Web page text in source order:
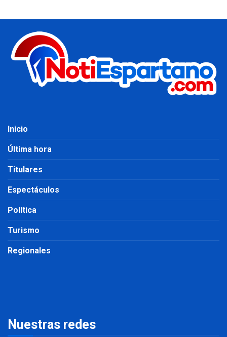
Inicio
Última hora
Titulares
Espectáculos
Política
Turismo
Regionales
Nuestras redes